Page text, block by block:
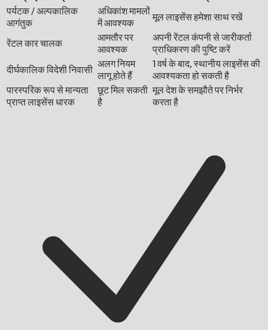
पर्यटक / अल्पकालिक
आगंतुक
अधिकांश मामलों
में आवश्यक
मूल लाइसेंस हमेशा साथ रखें
रेंटल कार चालक
आमतौर पर
आवश्यक
अपनी रेंटल कंपनी से जारीकर्ता
प्राधिकरण की पुष्टि करें
दीर्घकालिक विदेशी निवासी अलग नियम
लागू होते हैं
1 वर्ष के बाद, स्थानीय लाइसेंस की
आवश्यकता हो सकती है
पारस्परिक रूप से मान्यता
प्राप्त लाइसेंस धारक
छूट मिल सकती
है
मूल देश के समझौते पर निर्भर
करता है